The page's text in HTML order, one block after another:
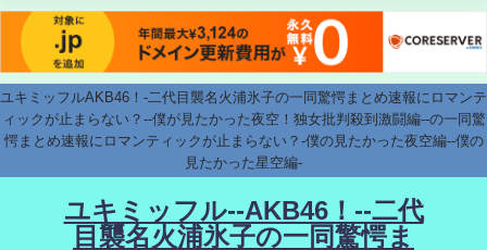
ユキミッフルAKB46！-二代目襲名火浦氷子の一同驚愕まとめ速報にロマンテ
ィックが止まらない？--僕が見たかった夜空！独女批判殺到激闘編--の一同驚
愕まとめ速報にロマンティックが止まらない？-僕の見たかった夜空編--僕の
見たかった星空編-
ユキミッフル--AKB46！--二代
目襲名火浦氷子の一同驚愕ま